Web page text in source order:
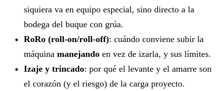
siquiera va en equipo especial, sino directo a la
bodega del buque con grúa.
RoRo (roll-on/roll-off): cuándo conviene subir la
máquina manejando en vez de izarla, y sus límites.
Izaje y trincado: por qué el levante y el amarre son
el corazón (y el riesgo) de la carga proyecto.